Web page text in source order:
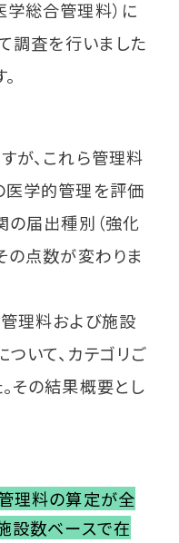
総合管理料）に
調査を行いました
が、これら管理料
医学的管理を評価
の届出種別（強化
の点数が変わりま
理料および施設
いて、カテゴリご
その結果概要とし
理料の算定が全
設数ベースで在